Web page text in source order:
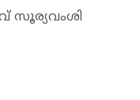
സൂര്യവംശി